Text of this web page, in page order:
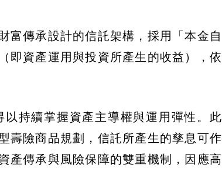
富傳承設計的信託架構，採用「本金自
即資產運用與投資所產生的收益），依
持續掌握資產主導權與運用彈性。此
壽險商品規劃，信託所產生的孳息可作
產傳承與風險保障的雙重機制，因應高